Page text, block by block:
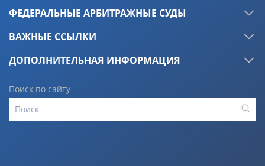
ФЕДЕРАЛЬНЫЕ АРБИТРАЖНЫЕ СУДЫ
ВАЖНЫЕ ССЫЛКИ
ДОПОЛНИТЕЛЬНАЯ ИНФОРМАЦИЯ
Поиск по сайту